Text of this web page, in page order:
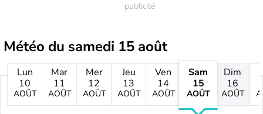
Météo du samedi 15 août
Lun
10
AOÛT
Mar
11
AOÛT
Mer
12
AOÛT
Jeu
13
AOÛT
Ven
14
AOÛT
Sam
15
AOÛT
Dim
16
AOÛT